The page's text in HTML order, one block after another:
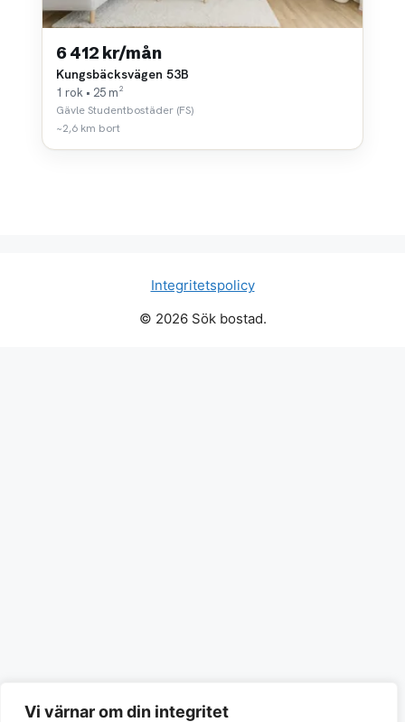
Vi värnar om din integritet
6 412 kr/mån
Kungsbäcksvägen 53B
1 rok • 25 m²
Gävle Studentbostäder (FS)
~2,6 km bort
Integritetspolicy
© 2026 Sök bostad.